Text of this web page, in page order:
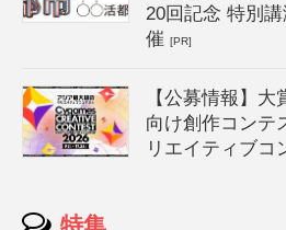
20回記念 特別
催[PR]
【公募情報】
向け創作コンテ
リエイティブコ